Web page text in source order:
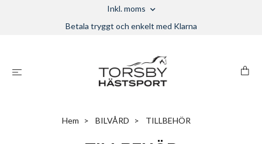
Inkl. moms
Betala tryggt och enkelt med Klarna
Hem BILVÅRD TILLBEHÖR